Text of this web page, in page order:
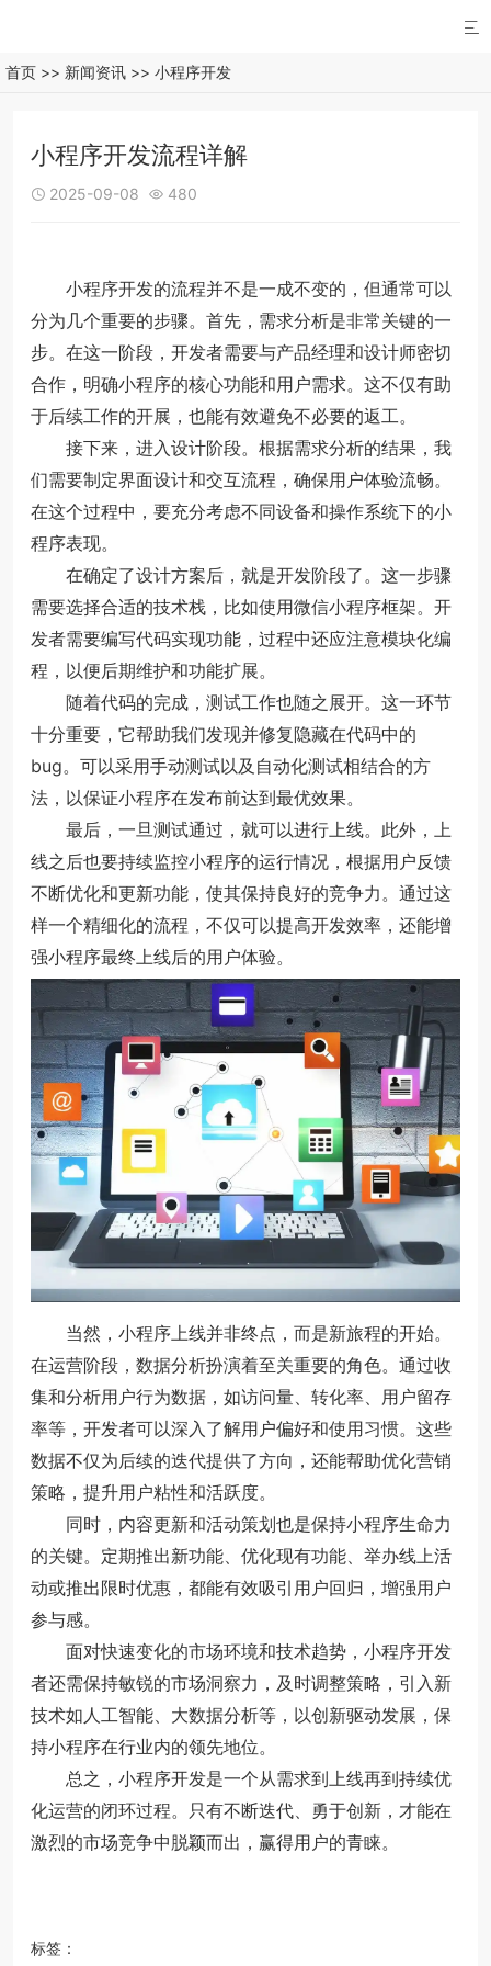

首页 >> 新闻资讯 >> 小程序开发
小程序开发流程详解
 2025-09-08  480
小程序开发的流程并不是一成不变的，但通常可以
分为几个重要的步骤。首先，需求分析是非常关键的一
步。在这一阶段，开发者需要与产品经理和设计师密切
合作，明确小程序的核心功能和用户需求。这不仅有助
于后续工作的开展，也能有效避免不必要的返工。
接下来，进入设计阶段。根据需求分析的结果，我
们需要制定界面设计和交互流程，确保用户体验流畅。
在这个过程中，要充分考虑不同设备和操作系统下的小
程序表现。
在确定了设计方案后，就是开发阶段了。这一步骤
需要选择合适的技术栈，比如使用微信小程序框架。开
发者需要编写代码实现功能，过程中还应注意模块化编
程，以便后期维护和功能扩展。
随着代码的完成，测试工作也随之展开。这一环节
十分重要，它帮助我们发现并修复隐藏在代码中的
bug。可以采用手动测试以及自动化测试相结合的方
法，以保证小程序在发布前达到最优效果。
最后，一旦测试通过，就可以进行上线。此外，上
线之后也要持续监控小程序的运行情况，根据用户反馈
不断优化和更新功能，使其保持良好的竞争力。通过这
样一个精细化的流程，不仅可以提高开发效率，还能增
强小程序最终上线后的用户体验。
当然，小程序上线并非终点，而是新旅程的开始。
在运营阶段，数据分析扮演着至关重要的角色。通过收
集和分析用户行为数据，如访问量、转化率、用户留存
率等，开发者可以深入了解用户偏好和使用习惯。这些
数据不仅为后续的迭代提供了方向，还能帮助优化营销
策略，提升用户粘性和活跃度。
同时，内容更新和活动策划也是保持小程序生命力
的关键。定期推出新功能、优化现有功能、举办线上活
动或推出限时优惠，都能有效吸引用户回归，增强用户
参与感。
面对快速变化的市场环境和技术趋势，小程序开发
者还需保持敏锐的市场洞察力，及时调整策略，引入新
技术如人工智能、大数据分析等，以创新驱动发展，保
持小程序在行业内的领先地位。
总之，小程序开发是一个从需求到上线再到持续优
化运营的闭环过程。只有不断迭代、勇于创新，才能在
激烈的市场竞争中脱颖而出，赢得用户的青睐。
标签：